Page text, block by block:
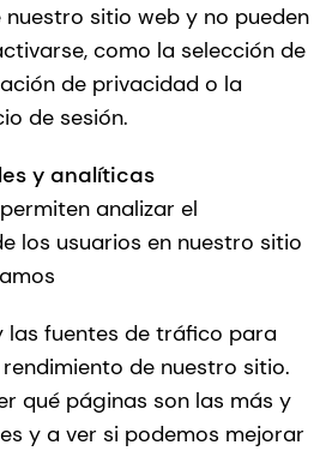
sitio web y no pueden
como la selección de
de privacidad o la
de sesión.
y analíticas
analizar el
los usuarios en nuestro sitio
las fuentes de tráfico para
de nuestro sitio.
qué páginas son las más y
y a ver si podemos mejorar